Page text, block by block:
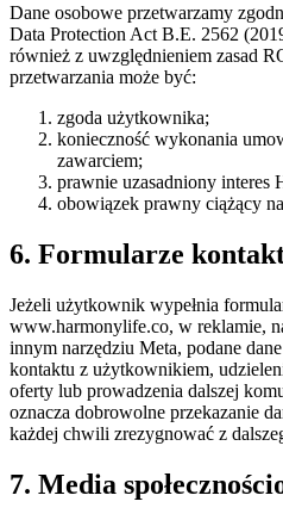
Dane osobowe przetwarzamy
Data Protection Act B.E. 2562
również z uwzględnieniem zasad
przetwarzania może być:
zgoda użytkownika;
konieczność wykonania
zawarciem;
prawnie uzasadniony interes
obowiązek prawny ciążący
6. Formularze
Jeżeli użytkownik wypełnia
www.harmonylife.co, w reklamie,
innym narzędziu Meta, podane
kontaktu z użytkownikiem,
oferty lub prowadzenia dalszej
oznacza dobrowolne przekazanie
każdej chwili zrezygnować z
7. Media